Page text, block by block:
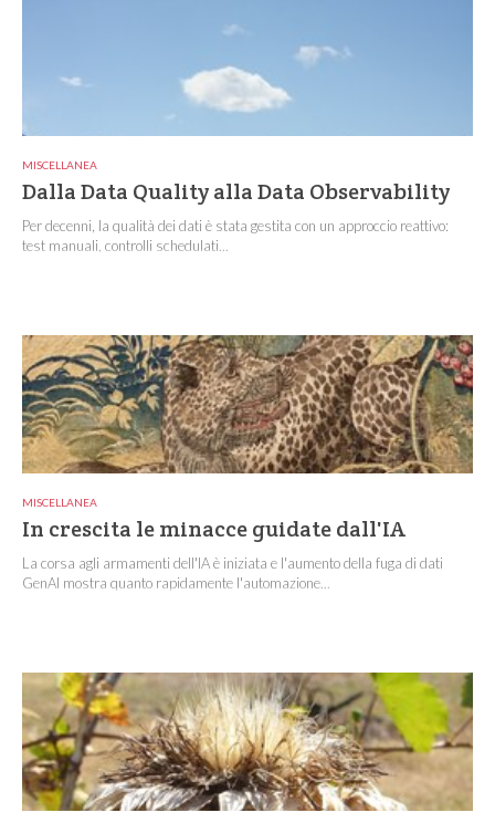
MISCELLANEA
Dalla Data Quality alla Data Observability
Per decenni, la qualità dei dati è stata gestita con un approccio reattivo:
test manuali, controlli schedulati...
MISCELLANEA
In crescita le minacce guidate dall'IA
La corsa agli armamenti dell'IA è iniziata e l'aumento della fuga di dati
GenAI mostra quanto rapidamente l'automazione...